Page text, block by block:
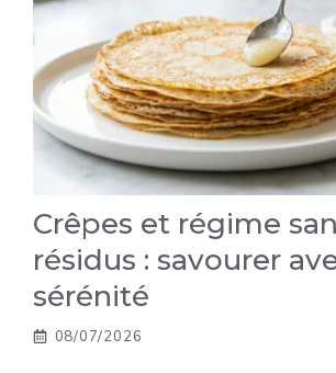
Crêpes et régime
résidus : savourer
sérénité
08/07/2026